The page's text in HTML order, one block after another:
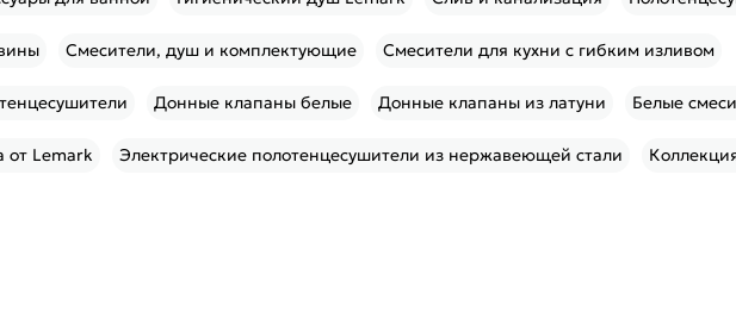
Смесители, душ и комплектующие Смесители для кухни с гибким изливом
Донные клапаны белые Донные клапаны из латуни Белые
от Lemark Электрические полотенцесушители из нержавеющей стали